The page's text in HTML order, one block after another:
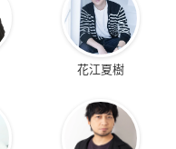
花江夏樹